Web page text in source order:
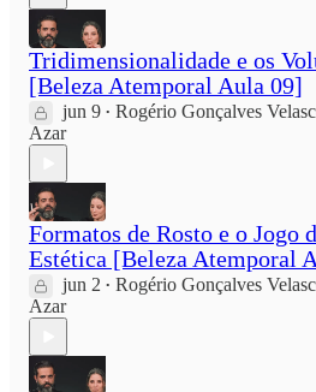
Tridimensionalidade e os
[Beleza Atemporal Aula 09]
jun 9 • Rogério Gonçalves
Azar
Formatos de Rosto e o Jogo
Estética [Beleza Atemporal
jun 2 • Rogério Gonçalves
Azar